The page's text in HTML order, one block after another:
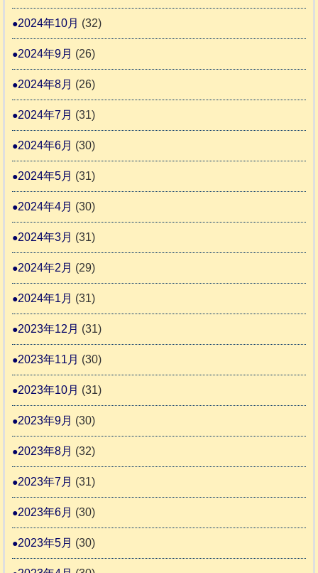
2024年10月 (32)
2024年9月 (26)
2024年8月 (26)
2024年7月 (31)
2024年6月 (30)
2024年5月 (31)
2024年4月 (30)
2024年3月 (31)
2024年2月 (29)
2024年1月 (31)
2023年12月 (31)
2023年11月 (30)
2023年10月 (31)
2023年9月 (30)
2023年8月 (32)
2023年7月 (31)
2023年6月 (30)
2023年5月 (30)